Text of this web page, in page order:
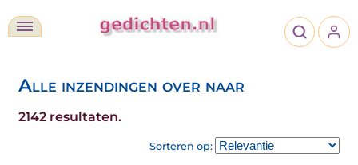
Alle inzendingen over naar
2142 resultaten.
Sorteren op: